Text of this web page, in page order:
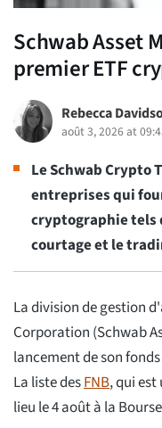
Schwab Asset
premier ETF
Rebecca
août 3, 2026 at
Le Schwab Crypto
entreprises qui
cryptographie tels
courtage et le
La division de gestion
Corporation (Schwab
lancement de son
La liste desFNB, qui
lieu le 4 août à la